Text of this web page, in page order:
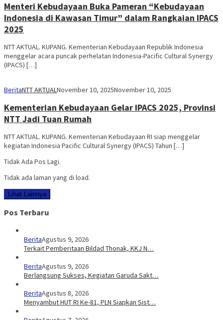
Menteri Kebudayaan Buka Pameran “Kebudayaan
Indonesia di Kawasan Timur” dalam Rangkaian IPACS
2025
NTT AKTUAL. KUPANG. Kementerian Kebudayaan Republik Indonesia
menggelar acara puncak perhelatan Indonesia-Pacific Cultural Synergy
(IPACS) […]
BeritaNTT AKTUALNovember 10, 2025November 10, 2025
Kementerian Kebudayaan Gelar IPACS 2025, Provinsi
NTT Jadi Tuan Rumah
NTT AKTUAL. KUPANG. Kementerian Kebudayaan RI siap menggelar
kegiatan Indonesia Pacific Cultural Synergy (IPACS) Tahun […]
Tidak Ada Pos Lagi.
Tidak ada laman yang di load.
Lihat Lainnya
Pos Terbaru
BeritaAgustus 9, 2026
Terkait Pemberitaan Bildad Thonak, KKJ N…
BeritaAgustus 9, 2026
Berlangsung Sukses, Kegiatan Garuda Sakt…
BeritaAgustus 8, 2026
Menyambut HUT RI Ke-81, PLN Siapkan Sist…